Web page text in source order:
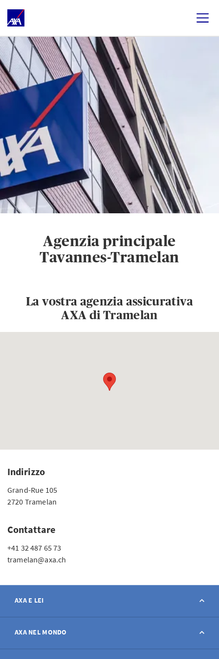
Agenzia principale
Tavannes-Tramelan
La vostra agenzia assicurativa
AXA di Tramelan
Indirizzo
Grand-Rue 105
2720 Tramelan
Contattare
+41 32 487 65 73
tramelan@axa.ch
AXA E LEI
Contatto
AXA NEL MONDO